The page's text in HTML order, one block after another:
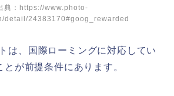
典：https://www.photo-
detail/24383170#goog_rewarded
は、国際ローミングに対応してい
が前提条件にあります。